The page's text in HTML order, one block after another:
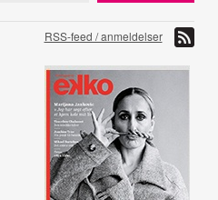
RSS-feed / anmeldelser